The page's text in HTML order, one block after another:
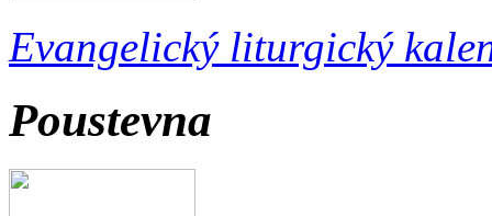
Evangelický liturgický
Poustevna